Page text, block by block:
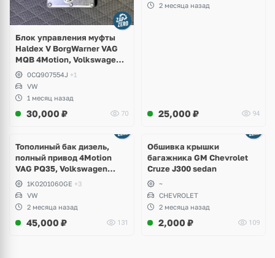
Блок управления муфты
Haldex V BorgWarner VAG
MQB 4Motion, Volkswagen
Tiguan
0CQ907554J +1
VW
1 месяц назад
30,000 ₽ 70
2 месяца назад
25,000 ₽ 94
Тополиный бак дизель,
полный привод 4Motion
VAG PQ35, Volkswagen
Scirocco, Golf V, VI, Skoda
Yeti, Octavia A5, Superb,
Audi A3, Seat Altea
1K0201060GE +3
VW
2 месяца назад
45,000 ₽ 131
Обшивка крышки
багажника GM Chevrolet
Cruze J300 sedan
~
CHEVROLET
2 месяца назад
2,000 ₽ 109